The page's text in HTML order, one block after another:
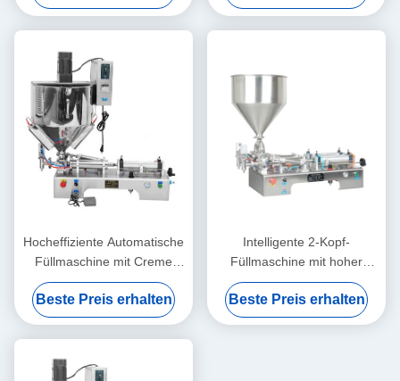
Hocheffiziente Automatische
Füllmaschine mit Creme
Stabiler Betrieb Rostfest
Beste Preis erhalten
Intelligente 2-Kopf-
Füllmaschine mit hoher
Präzision
Beste Preis erhalten